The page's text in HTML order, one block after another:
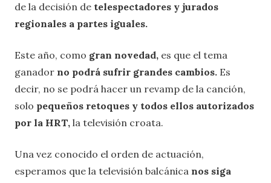
de la decisión de telespectadores y jurados
regionales a partes iguales.
Este año, como gran novedad, es que el tema
ganador no podrá sufrir grandes cambios. Es
decir, no se podrá hacer un revamp de la canción,
solo pequeños retoques y todos ellos autorizados
por la HRT, la televisión croata.
Una vez conocido el orden de actuación,
esperamos que la televisión balcánica nos siga